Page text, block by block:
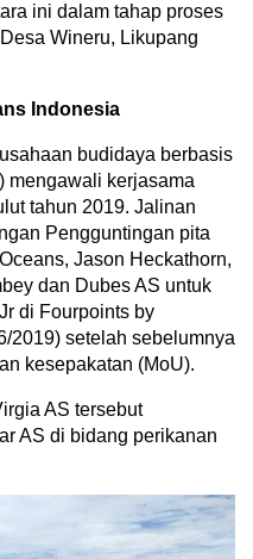
ini dalam tahap proses
Wineru, Likupang
Indonesia
budidaya berbasis
mengawali kerjasama
tahun 2019. Jalinan
Pengguntingan pita
Jason Heckathorn,
dan Dubes AS untuk
di Fourpoints by
2019) setelah sebelumnya
kesepakatan (MoU).
AS tersebut
AS di bidang perikanan